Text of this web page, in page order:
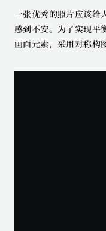
一张优秀的照片应该给
感到不安。为了实现平
画面元素，采用对称构